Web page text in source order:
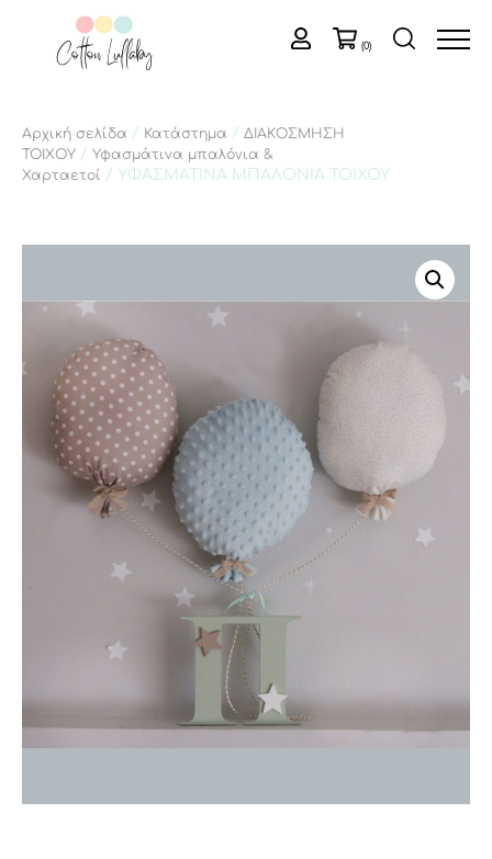
(0)
Αρχική σελίδα / Κατάστημα / ΔΙΑΚΟΣΜΗΣΗ
ΤΟΙΧΟΥ / Υφασμάτινα μπαλόνια &
Χαρταετοί / ΥΦΑΣΜΑΤΙΝΑ ΜΠΑΛΟΝΙΑ ΤΟΙΧΟΥ